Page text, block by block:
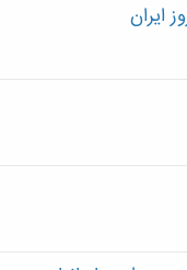
ایران